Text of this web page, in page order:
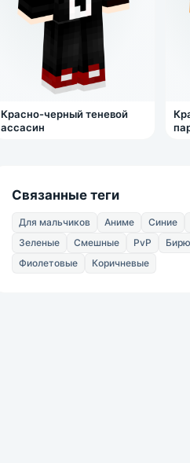
Красно-черный теневой
ассасин
Связанные теги
Для мальчиков Аниме Синие
Зеленые
Смешные PvP
Фиолетовые
Коричневые